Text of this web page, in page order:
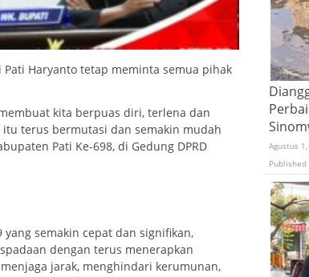
Haryanto tetap meminta semua pihak
kita berpuas diri, terlena dan
itu terus bermutasi dan semakin mudah
Pati Ke-698, di Gedung DPRD
semakin cepat dan signifikan,
dengan terus menerapkan
jarak, menghindari kerumunan,
Agustus
Published